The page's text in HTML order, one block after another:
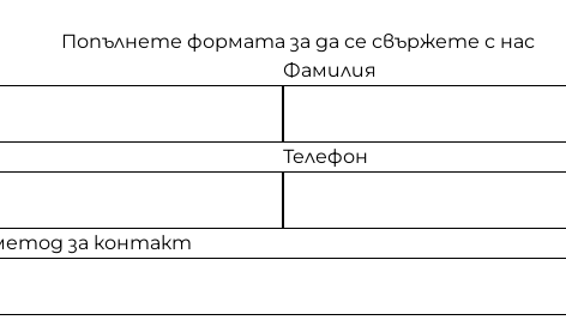
Попълнете формата за да се свържете с нас
Фамилия
Телефон
за контакт